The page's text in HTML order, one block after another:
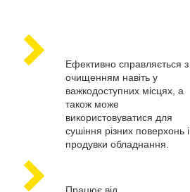
Ефективно справляється з
очищенням навіть у
важкодоступних місцях, а
також може
використовуватися для
сушіння різних поверхонь і
продувки обладнання.